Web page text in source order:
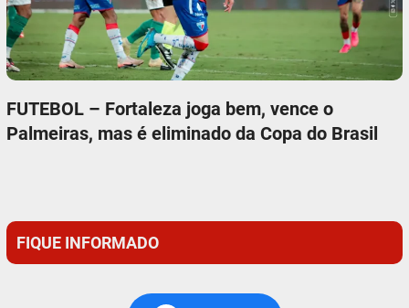
FUTEBOL – Fortaleza joga bem, vence o
Palmeiras, mas é eliminado da Copa do Brasil
FIQUE INFORMADO